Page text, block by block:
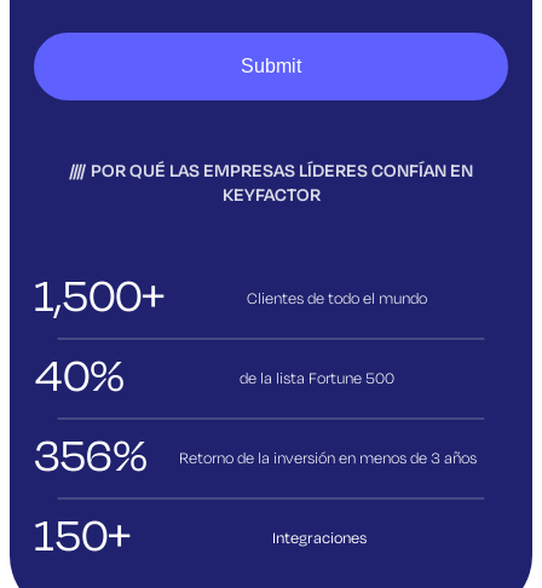
POR QUÉ LAS EMPRESAS LÍDERES CONFÍAN EN
KEYFACTOR
1,500+ Clientes de todo el mundo
40% de la lista Fortune 500
356% Retorno de la inversión en menos de 3años
150+ Integraciones